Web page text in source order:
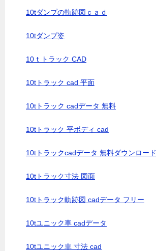
10tダンプの軌跡図ｃａｄ
10tダンプ姿
10ｔトラック CAD
10tトラック cad 平面
10tトラック cadデータ 無料
10tトラック 平ボディ cad
10tトラックcadデータ 無料ダウンロード
10tトラック寸法 図面
10tトラック軌跡図 cadデータ フリー
10tユニック車 cadデータ
10tユニック車 寸法 cad